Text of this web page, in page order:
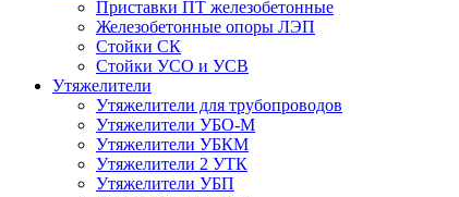
Приставки ПТ железобетонные
Железобетонные опоры ЛЭП
Стойки СК
Стойки УСО и УСВ
Утяжелители
Утяжелители для трубопроводов
Утяжелители УБО-М
Утяжелители УБКМ
Утяжелители 2 УТК
Утяжелители УБП